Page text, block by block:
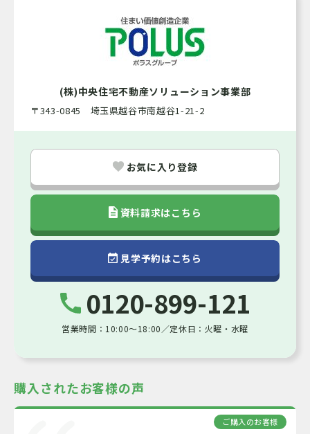
(株)中央住宅不動産ソリューション事業部
〒343-0845 埼玉県越谷市南越谷1-21-2
お気に入り登録
資料請求はこちら
見学予約はこちら
0120-899-121
営業時間：10:00～18:00／定休日：火曜・水曜
購入されたお客様の声
ご購入のお客様